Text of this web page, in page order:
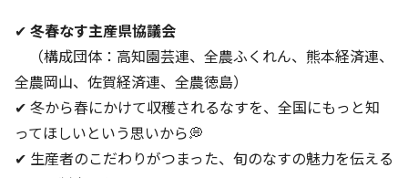
✔ 冬春なす主産県協議会
（構成団体：高知園芸連、全農ふくれん、熊本経済連、
全農岡山、佐賀経済連、全農徳島）
✔ 冬から春にかけて収穫されるなすを、全国にもっと知
ってほしいという思いから💭
✔ 生産者のこだわりがつまった、旬のなすの魅力を伝える